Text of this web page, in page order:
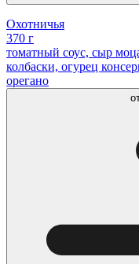
Охотничья
370 г
томатный соус, сыр
колбаски, огурец
орегано